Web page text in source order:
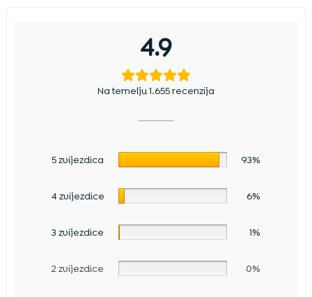
4.9
Na temelju 1.655 recenzija
5 zvijezdica 93%
4 zvijezdice 6%
3 zvijezdice 1%
2 zvijezdice 0%